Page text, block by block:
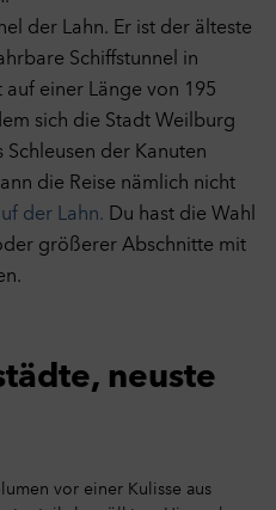
der Lahn. Er ist der älteste
Schiffstunnel in
einer Länge von 195
sich die Stadt Weilburg
der Kanuten
die Reise nämlich nicht
der Lahn. Du hast die Wahl
größerer Abschnitte mit
neuste